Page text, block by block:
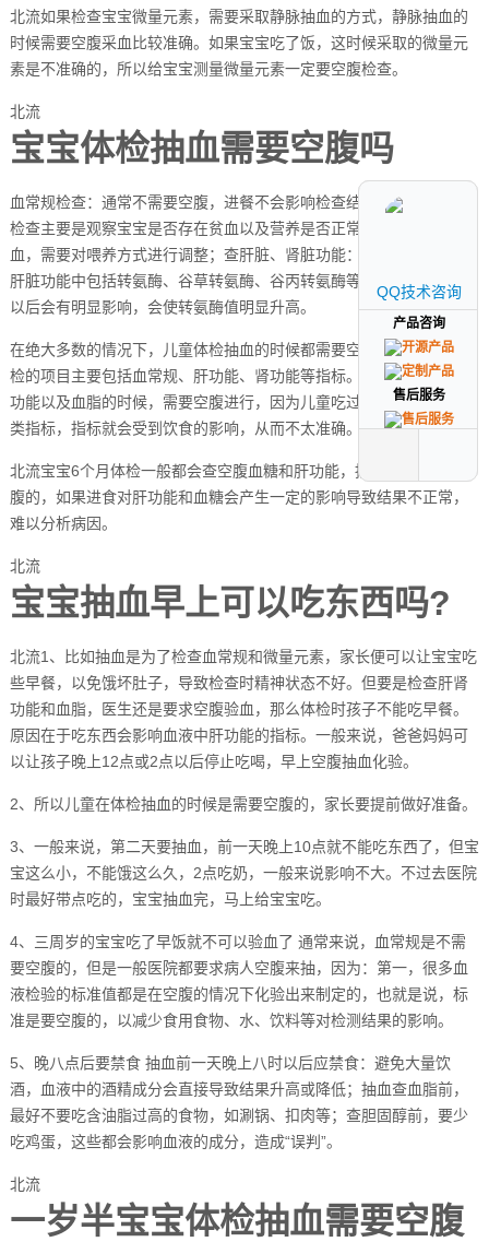
北流如果检查宝宝微量元素，需要采取静脉抽血的方式，静脉抽血的
时候需要空腹采血比较准确。如果宝宝吃了饭，这时候采取的微量元
素是不准确的，所以给宝宝测量微量元素一定要空腹检查。
北流
宝宝体检抽血需要空腹吗
血常规检查：通常不需要空腹，进餐不会影响检查结果数值变化。此
检查主要是观察宝宝是否存在贫血以及营养是否正常。如果存在贫
血，需要对喂养方式进行调整；查肝脏、肾脏功能：需要空腹，因为
肝脏功能中包括转氨酶、谷草转氨酶、谷丙转氨酶等，此类指标进餐
以后会有明显影响，会使转氨酶值明显升高。
在绝大多数的情况下，儿童体检抽血的时候都需要空腹，因为儿童体
检的项目主要包括血常规、肝功能、肾功能等指标。在给儿童检测肝
功能以及血脂的时候，需要空腹进行，因为儿童吃过饭以后再检测此
类指标，指标就会受到饮食的影响，从而不太准确。
北流宝宝6个月体检一般都会查空腹血糖和肝功能，抽血肯定是需要空
腹的，如果进食对肝功能和血糖会产生一定的影响导致结果不正常，
难以分析病因。
北流
宝宝抽血早上可以吃东西吗?
北流1、比如抽血是为了检查血常规和微量元素，家长便可以让宝宝吃
些早餐，以免饿坏肚子，导致检查时精神状态不好。但要是检查肝肾
功能和血脂，医生还是要求空腹验血，那么体检时孩子不能吃早餐。
原因在于吃东西会影响血液中肝功能的指标。一般来说，爸爸妈妈可
以让孩子晚上12点或2点以后停止吃喝，早上空腹抽血化验。
2、所以儿童在体检抽血的时候是需要空腹的，家长要提前做好准备。
3、一般来说，第二天要抽血，前一天晚上10点就不能吃东西了，但宝
宝这么小，不能饿这么久，2点吃奶，一般来说影响不大。不过去医院
时最好带点吃的，宝宝抽血完，马上给宝宝吃。
4、三周岁的宝宝吃了早饭就不可以验血了 通常来说，血常规是不需
要空腹的，但是一般医院都要求病人空腹来抽，因为：第一，很多血
液检验的标准值都是在空腹的情况下化验出来制定的，也就是说，标
准是要空腹的，以减少食用食物、水、饮料等对检测结果的影响。
5、晚八点后要禁食 抽血前一天晚上八时以后应禁食：避免大量饮
酒，血液中的酒精成分会直接导致结果升高或降低；抽血查血脂前，
最好不要吃含油脂过高的食物，如涮锅、扣肉等；查胆固醇前，要少
吃鸡蛋，这些都会影响血液的成分，造成“误判”。
北流
一岁半宝宝体检抽血需要空腹
QQ技术咨询
产品咨询
售后服务
QQ技术咨询
产品咨询
售后服务